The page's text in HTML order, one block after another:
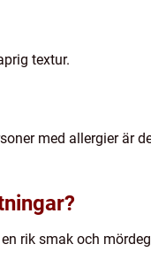
textur.
med allergier är
rik smak och